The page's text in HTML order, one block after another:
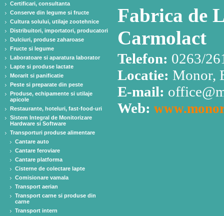
Certificari, consultanta
Conserve din legume si fructe
Cultura solului, utilaje zootehnice
Distribuitori, importatori, producatori
Dulciuri, produse zaharoase
Fructe si legume
Laboratoare si aparatura laborator
Lapte si produse lactate
Morarit si panificatie
Peste si preparate din peste
Produse, echipamente si utilaje
apicole
Restaurante, hoteluri, fast-food-uri
Sistem Integral de Monitorizare
Hardware si Software
Transporturi produse alimentare
Cantare auto
Cantare feroviare
Cantare platforma
Cisterne de colectare lapte
Comisionare vamala
Transport aerian
Transport carne si produse din
carne
Transport intern
Fabrica de
Carmolact
Telefon: 0263/
Locatie: Monor,
E-mail:
Web: